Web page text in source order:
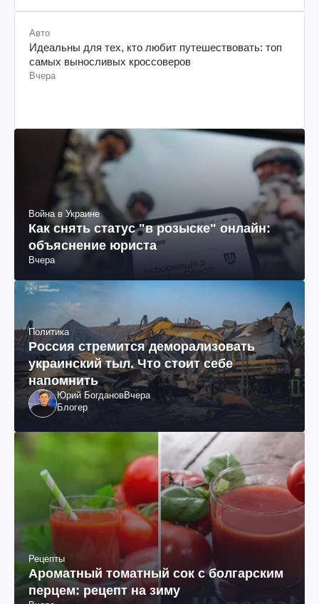
Авто
Идеальны для тех, кто любит путешествовать: топ
самых выносливых кроссоверов
Вчера
Война в Украине
Как снять статус "в розыске" онлайн:
объяснение юриста
Вчера
Политика
Россия стремится деморализовать
украинский тыл. Что стоит себе
напомнить
Юрий БогдановВчера
Блогер
Рецепты
Ароматный томатный сок с болгарским
перцем: рецепт на зиму